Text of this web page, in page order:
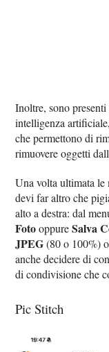
Inoltre, sono
intelligenza
che permettono di
rimuovere oggetti
Una volta ultimata
devi far altro che
alto a destra: dal
FotooppureSalva
JPEG(80 o 100%)
anche decidere di
di condivisione che
Pic Stitch